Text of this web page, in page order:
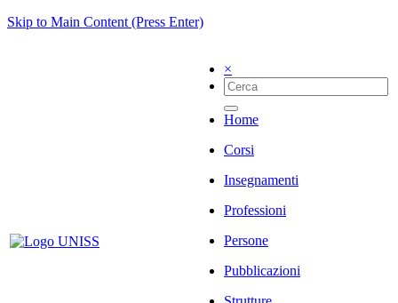
Skip to Main Content (Press Enter)
×
Home
Corsi
Insegnamenti
Professioni
Persone
Pubblicazioni